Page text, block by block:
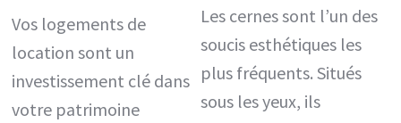
Vos logements de
location sont un
investissement clé dans
votre patrimoine
Les cernes sont l’un des
soucis esthétiques les
plus fréquents. Situés
sous les yeux, ils